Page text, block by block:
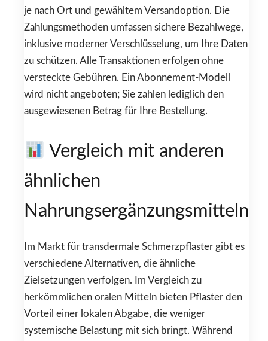
je nach Ort und gewähltem Versandoption. Die
Zahlungsmethoden umfassen sichere Bezahlwege,
inklusive moderner Verschlüsselung, um Ihre Daten
zu schützen. Alle Transaktionen erfolgen ohne
versteckte Gebühren. Ein Abonnement-Modell
wird nicht angeboten; Sie zahlen lediglich den
ausgewiesenen Betrag für Ihre Bestellung.
Vergleich mit anderen
ähnlichen
Nahrungsergänzungsmitteln
Im Markt für transdermale Schmerzpflaster gibt es
verschiedene Alternativen, die ähnliche
Zielsetzungen verfolgen. Im Vergleich zu
herkömmlichen oralen Mitteln bieten Pflaster den
Vorteil einer lokalen Abgabe, die weniger
systemische Belastung mit sich bringt. Während